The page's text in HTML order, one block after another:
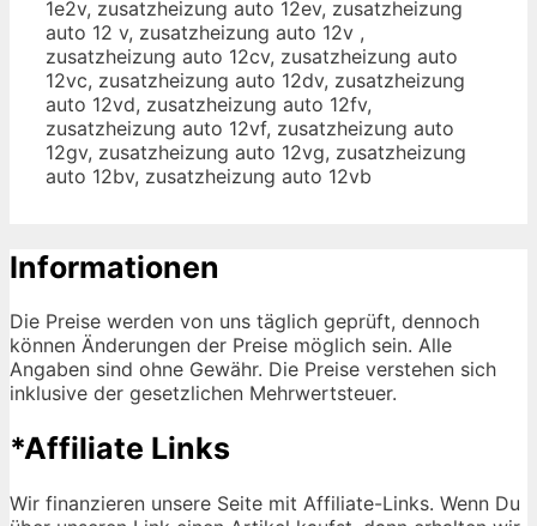
1e2v, zusatzheizung auto 12ev, zusatzheizung
auto 12 v, zusatzheizung auto 12v ,
zusatzheizung auto 12cv, zusatzheizung auto
12vc, zusatzheizung auto 12dv, zusatzheizung
auto 12vd, zusatzheizung auto 12fv,
zusatzheizung auto 12vf, zusatzheizung auto
12gv, zusatzheizung auto 12vg, zusatzheizung
auto 12bv, zusatzheizung auto 12vb
Informationen
Die Preise werden von uns täglich geprüft, dennoch
können Änderungen der Preise möglich sein. Alle
Angaben sind ohne Gewähr. Die Preise verstehen sich
inklusive der gesetzlichen Mehrwertsteuer.
*Affiliate Links
Wir finanzieren unsere Seite mit Affiliate-Links. Wenn Du